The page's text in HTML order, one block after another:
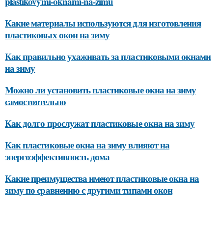
Какие материалы используются для изготовления
пластиковых окон на зиму
Как правильно ухаживать за пластиковыми окнами
на зиму
Можно ли установить пластиковые окна на зиму
самостоятельно
Как долго прослужат пластиковые окна на зиму
Как пластиковые окна на зиму влияют на
энергоэффективность дома
Какие преимущества имеют пластиковые окна на
зиму по сравнению с другими типами окон